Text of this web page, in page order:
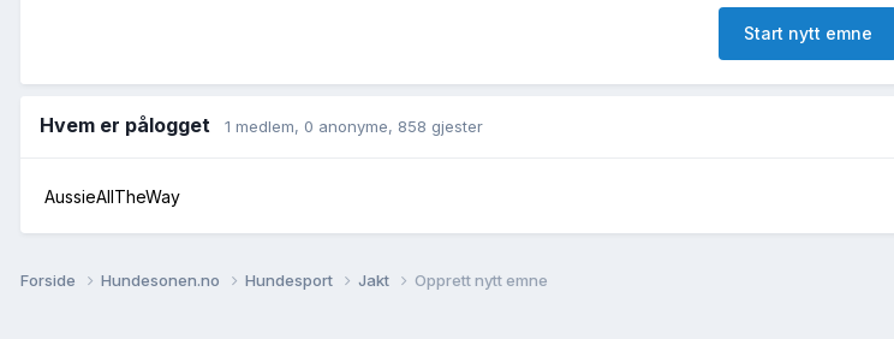
Start nytt emne
Hvem er pålogget 1 medlem, 0 anonyme, 858 gjester
AussieAllTheWay
Forside Hundesonen.no Hundesport Jakt Opprett nytt emne